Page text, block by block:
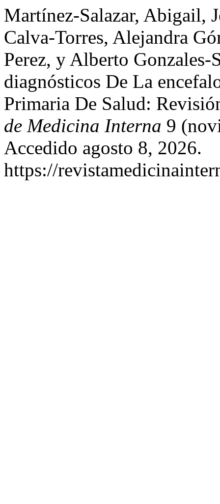
Martínez-Salazar, Abigail,
Calva-Torres, Alejandra
Perez, y Alberto
diagnósticos De La
Primaria De Salud:
de Medicina Interna 9
Accedido agosto 8, 2026.
https://